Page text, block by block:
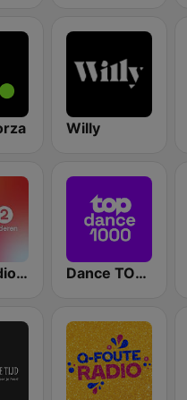
Willy
VRT Radio 2 Oost-Vlaanderen Dance TOP 1000